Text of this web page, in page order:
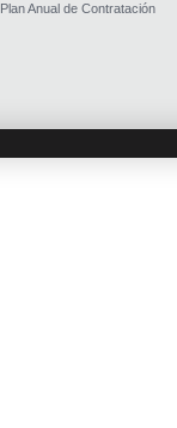
Plan Anual de Contratación